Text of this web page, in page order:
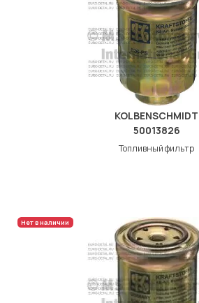
KOLBENSCHMIDT
50013826
Топливный фильтр
Нет в наличии